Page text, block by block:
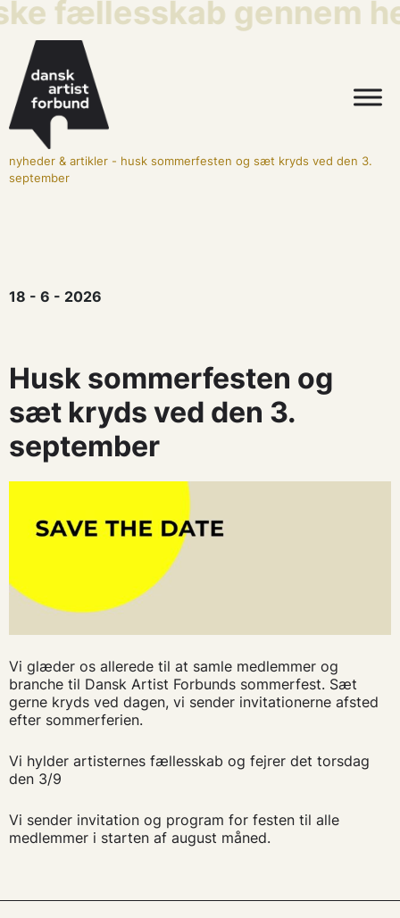
fællesskab gennem
nyheder & artikler- husk sommerfesten og sæt kryds ved den 3.
september
18 - 6 - 2026
Husk sommerfesten og
sæt kryds ved den 3.
september
Vi glæder os allerede til at samle medlemmer og
branche til Dansk Artist Forbunds sommerfest. Sæt
gerne kryds ved dagen, vi sender invitationerne afsted
efter sommerferien.
Vi hylder artisternes fællesskab og fejrer det torsdag
den 3/9
Vi sender invitation og program for festen til alle
medlemmer i starten af august måned.